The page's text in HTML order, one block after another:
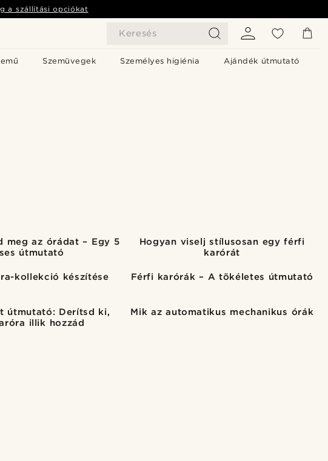
Keresés
Szemüvegek Személyes higiénia Ajándék útmutató
a szállítási opciókat
meg az órádat – Egy 5
útmutató
Hogyan viselj stílusosan egy férfi
karórát
kollekció készítése Férfi karórák – A tökéletes útmutató
útmutató: Derítsd ki,
illik hozzád
Mik az automatikus mechanikus órák